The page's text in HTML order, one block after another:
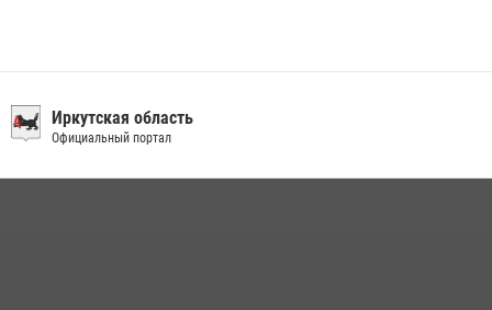
антитеррористической защищенности для полицейских из Иркутска
14 июля 2026, 08:29
Иркутская область
Официальный портал